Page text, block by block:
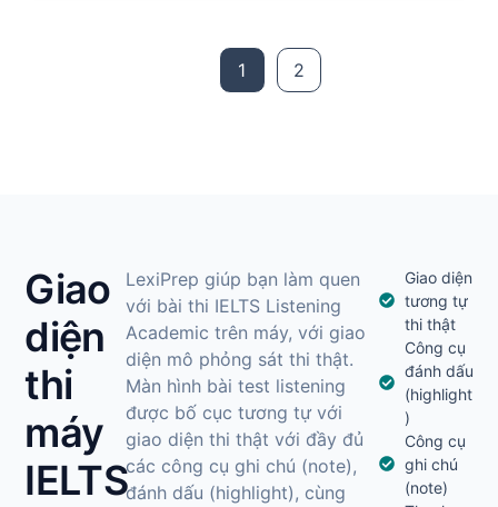
1 2
Giao
diện
thi
máy
IELTS
LexiPrep giúp bạn làm quen
với bài thi IELTS Listening
Academic trên máy, với giao
diện mô phỏng sát thi thật.
Màn hình bài test listening
được bố cục tương tự với
giao diện thi thật với đầy đủ
các công cụ ghi chú (note),
đánh dấu (highlight), cùng
Giao diện
tương tự
thi thật
Công cụ
đánh dấu
(highlight
)
Công cụ
ghi chú
(note)